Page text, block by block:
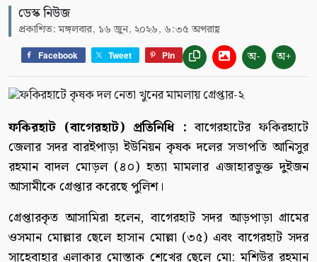
ডেস্ক নিউজ
প্রকাশিত: মঙ্গলবার, ১৬ জুন, ২০২৬, ৬:৩৫ অপরাহ্ণ
Facebook Tweet Pin অ- অ+
ফকিরহাট (বাগেরহাট) প্রতিনিধি : বাগেরহাটের ফকিরহাটে
জেলার সদর বারইপাড়া ইউনিয়ন কৃষক দলের সভাপতি আনিসুর
রহমান বাদল মোড়ল (৪০) হত্যা মামলার এজাহারভুক্ত দুইজন
আসামীকে গ্রেপ্তার করেছে পুলিশ।
গ্রেপ্তারকৃত আসামিরা হলেন, বাগেরহাট সদর আড়পাড়া গ্রামের
ওসমান মোল্লার ছেলে হাসান মোল্লা (৩৫) এবং বাগেরহাট সদর
সাহেবাহার এলাকার মোস্তাক শেখের ছেলে মো: মশিউর রহমান